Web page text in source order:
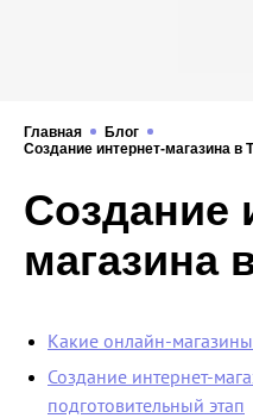
Создание
магазина
Главная
Блог
Создание интернет-магазина в
Какие онлайн-
Создание интернет-
подготовительный этап